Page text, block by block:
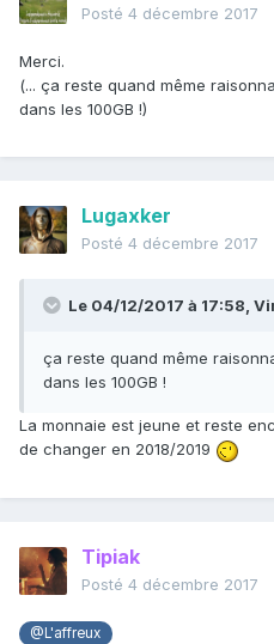
Posté 4 décembre 2017
Merci.
(... ça reste quand même
dans les 100GB !)
Lugaxker
Posté 4 décembre 2017
Le 04/12/2017 à 17:58,
ça reste quand même
dans les 100GB !
La monnaie est jeune et reste
de changer en 2018/2019
Tipiak
Posté 4 décembre 2017
@L'affreux